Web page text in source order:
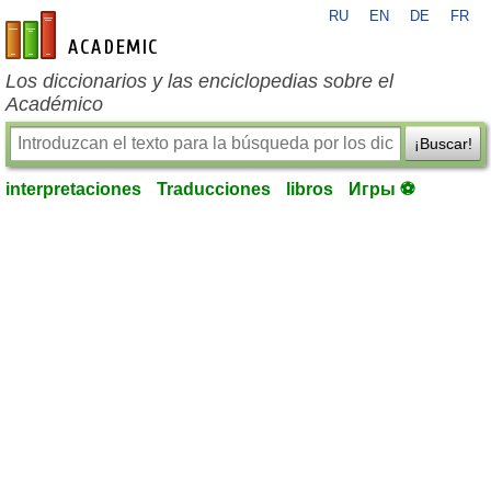
es-academic.com
RU EN DE FR
Los diccionarios y las enciclopedias sobre el
Académico
¡Buscar!
interpretaciones Traducciones libros Игры ⚽